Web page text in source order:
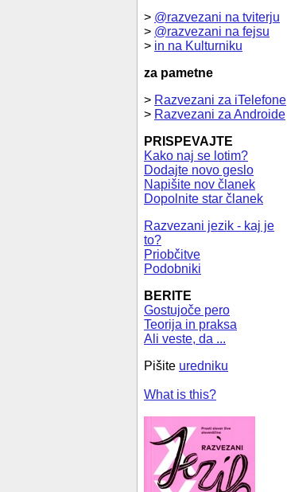
> @razvezani na tviterju
> @razvezani na fejsu
> in na Kulturniku
za pametne
> Razvezani za iTelefone
> Razvezani za Androide
PRISPEVAJTE
Kako naj se lotim?
Dodajte novo geslo
Napišite nov članek
Dopolnite star članek
Razvezani jezik - kaj je
to?
Priobčitve
Podobniki
BERITE
Gostujoče pero
Teorija in praksa
Ali veste, da ...
Pišite uredniku
What is this?